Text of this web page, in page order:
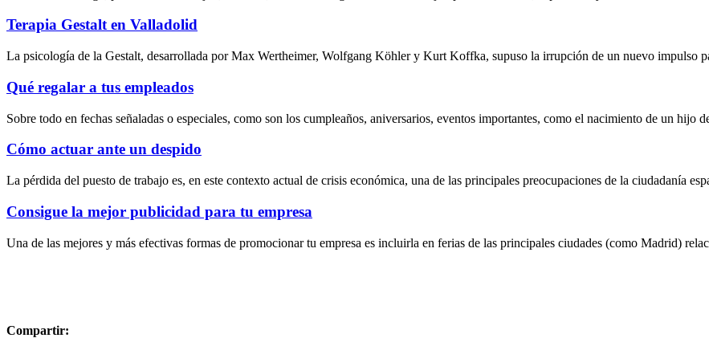
Terapia Gestalt en Valladolid
La psicología de la Gestalt, desarrollada por Max Wertheimer, Wolfgang Köhler y Kurt Koffka, supuso la irrupción de un nuevo impulso
Qué regalar a tus empleados
Sobre todo en fechas señaladas o especiales, como son los cumpleaños, aniversarios, eventos importantes, como el nacimiento de un hijo
Cómo actuar ante un despido
La pérdida del puesto de trabajo es, en este contexto actual de crisis económica, una de las principales preocupaciones de la ciudadanía
Consigue la mejor publicidad para tu empresa
Una de las mejores y más efectivas formas de promocionar tu empresa es incluirla en ferias de las principales ciudades (como Madrid)
Compartir: